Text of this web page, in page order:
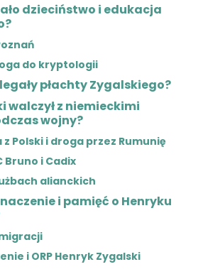
dzieciństwo i edukacja
do kryptologii
płachty Zygalskiego?
walczył z niemieckimi
wojny?
z Polski i droga przez Rumunię
Bruno i Cadix
alianckich
i pamięć o Henryku
i ORP Henryk Zygalski